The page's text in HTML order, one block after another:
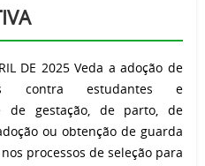
DE 2025 Veda a adoção de
contra estudantes e
de gestação, de parto, de
ou obtenção de guarda
processos de seleção para